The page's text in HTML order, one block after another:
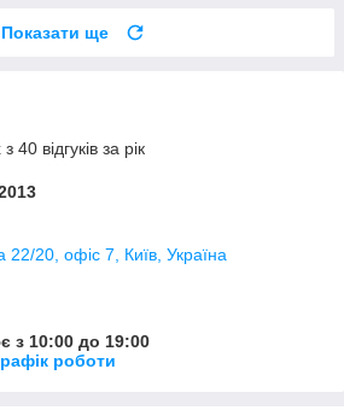
Показати ще
40 відгуків за рік
22/20, офіс 7, Київ, Україна
з 10:00 до 19:00
роботи